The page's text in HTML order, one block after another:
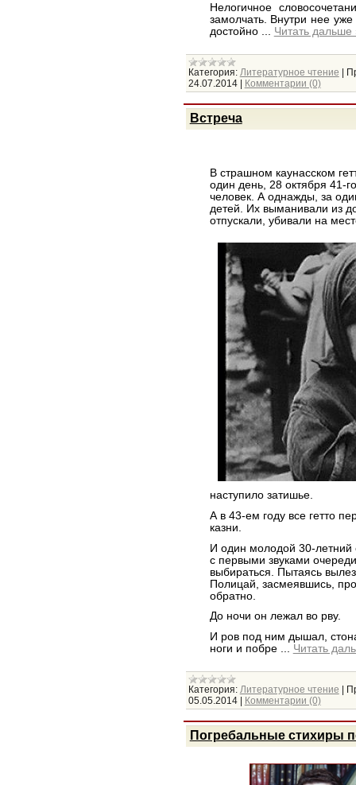
Нелогичное
замолчать. Внутри нее
достойно
Читать дальше
Категория: Литературное чтение |
24.07.2014 | Комментарии (0)
Встреча
В страшном каунасском
один день, 28 октября 41-
человек. А однажды, за
детей. Их выманивали из
отпускали, убивали на
наступило затишье.
А в 43-ем году все гетто
казни.
И один молодой 30-летний
с первыми звуками
выбираться. Пытаясь
Полицай, засмеявшись,
обратно.
До ночи он лежал во рву.
И ров под ним дышал,
ноги и побре
Читать
Категория: Литературное чтение |
05.05.2014 | Комментарии (0)
Погребальные стихиры